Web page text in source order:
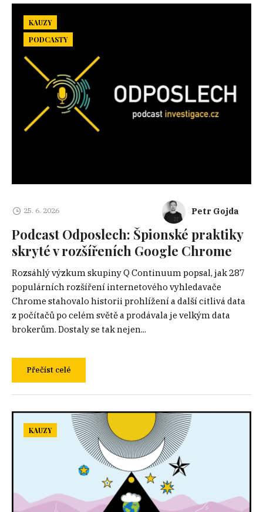
KAUZY
PODCASTY
25. 6. 2026 Petr Gojda
Podcast Odposlech: Špionské praktiky
skryté v rozšířeních Google Chrome
Rozsáhlý výzkum skupiny Q Continuum popsal, jak 287
populárních rozšíření internetového vyhledavače
Chrome stahovalo historii prohlížení a další citlivá data
z počítačů po celém světě a prodávala je velkým data
brokerům. Dostaly se tak nejen...
Přečíst celé
KAUZY